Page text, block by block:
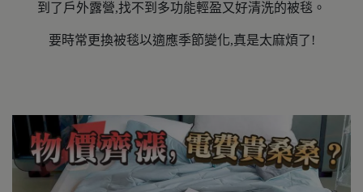
到了戶外露營,找不到多功能輕盈又好清洗的被毯。
要時常更換被毯以適應季節變化,真是太麻煩了!